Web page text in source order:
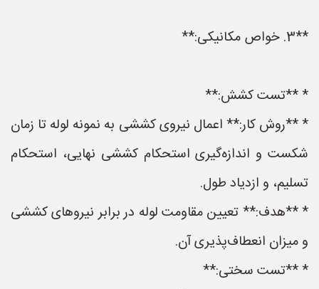
**3. خواص مکانیکی:**
* **تست کشش:**
* **روش کار:** اعمال نیروی کششی به نمونه لوله تا زمان
شکست و اندازه‌گیری استحکام کششی نهایی، استحکام
تسلیم، و ازدیاد طول.
* **هدف:** تعیین مقاومت لوله در برابر نیروهای کششی
و میزان انعطاف‌پذیری آن.
* **تست سختی:**